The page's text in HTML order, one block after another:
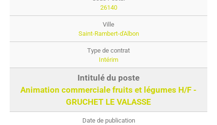
26140
Saint-Rambert-d'Albon
Intérim
Animation commerciale fruits et légumes H/F -
GRUCHET LE VALASSE